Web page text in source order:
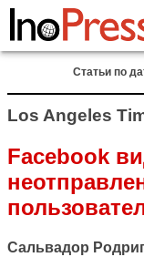
Статьи по
Los Angeles
Facebook
Сальвадор